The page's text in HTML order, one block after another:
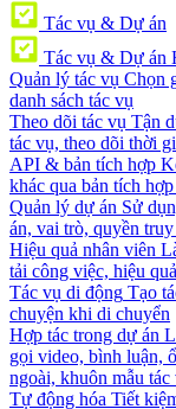
Tác vụ & Dự án
Tác vụ & Dự án
Quản lý tác vụ Chọn
danh sách tác vụ
Theo dõi tác vụ Tận
tác vụ, theo dõi thời
API & bản tích hợp
khác qua bản tích
Quản lý dự án Sử
án, vai trò, quyền truy
Hiệu quả nhân viên
tải công việc, hiệu
Tác vụ di động Tạo
chuyện khi di chuyển
Hợp tác trong dự án
gọi video, bình luận,
ngoài, khuôn mẫu tác
Tự động hóa Tiết